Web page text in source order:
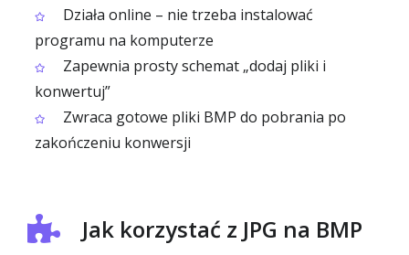
Działa online – nie trzeba instalować
programu na komputerze
Zapewnia prosty schemat „dodaj pliki i
konwertuj”
Zwraca gotowe pliki BMP do pobrania po
zakończeniu konwersji
Jak korzystać z JPG na BMP